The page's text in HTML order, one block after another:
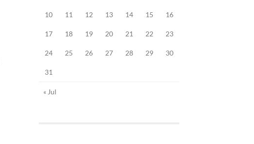
10 11 12 13 14 15 16
17 18 19 20 21 22 23
24 25 26 27 28 29 30
31
« Jul